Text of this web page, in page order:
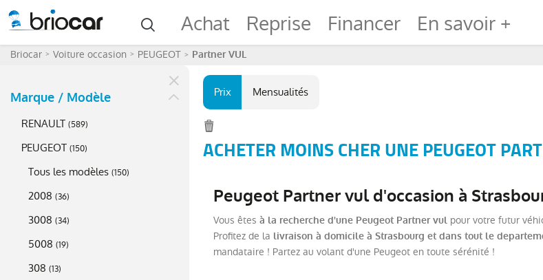
Achat Reprise Financer En savoir +
Briocar Voiture occasion PEUGEOT Partner VUL
Marque / Modèle
RENAULT (589)
PEUGEOT (150)
Tous les modèles (150)
2008 (36)
3008 (34)
5008 (19)
308 (13)
Prix Mensualités
ACHETER MOINS CHER UNE PEUGEOT
Peugeot Partner vul d'occasion à
Vous êtes à la recherche d'une Peugeot Partner vul pour votre futur
Profitez de la livraison à domicile à Strasbourg et dans tout le
mandataire ! Partez au volant d'une Peugeot en toute sérénité !